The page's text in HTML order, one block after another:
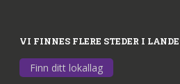
VI FINNES FLERE STEDER I
Finn ditt lokallag